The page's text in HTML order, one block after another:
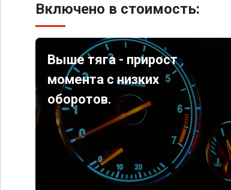
Включено в стоимость:
Выше тяга - прирост
момента с низких
оборотов.